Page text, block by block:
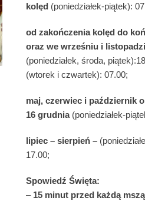
kolęd (poniedziałek-piątek):
od zakończenia kolęd do
oraz we wrześniu i
(poniedziałek, środa,
(wtorek i czwartek): 07.00;
maj, czerwiec i październik
16 grudnia (poniedziałek-
lipiec – sierpień –
17.00;
Spowiedź Święta:
– 15 minut przed każdą